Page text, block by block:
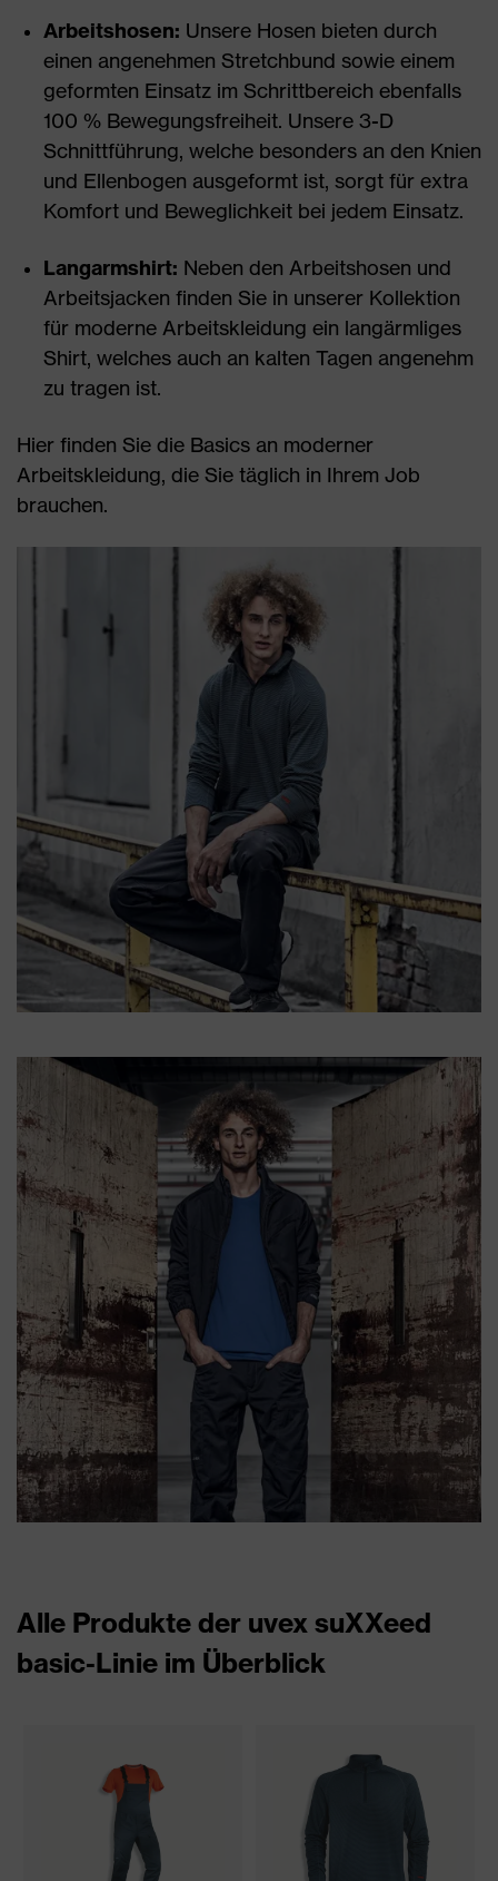
Arbeitshosen: Unsere Hosen bieten durch
einen angenehmen Stretchbund sowie einem
geformten Einsatz im Schrittbereich ebenfalls
100 % Bewegungsfreiheit. Unsere 3-D
Schnittführung, welche besonders an den Knien
und Ellenbogen ausgeformt ist, sorgt für extra
Komfort und Beweglichkeit bei jedem Einsatz.
Langarmshirt: Neben den Arbeitshosen und
Arbeitsjacken finden Sie in unserer Kollektion
für moderne Arbeitskleidung ein langärmliges
Shirt, welches auch an kalten Tagen angenehm
zu tragen ist.
Hier finden Sie die Basics an moderner
Arbeitskleidung, die Sie täglich in Ihrem Job
brauchen.
Alle Produkte der uvex suXXeed
basic-Linie im Überblick